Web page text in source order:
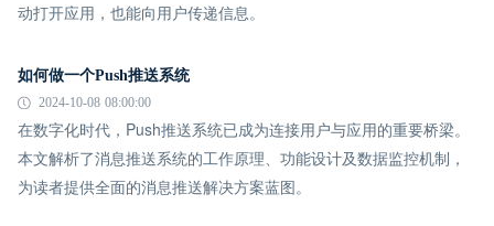
动打开应用，也能向用户传递信息。
如何做一个Push推送系统
2024-10-08 08:00:00
在数字化时代，Push推送系统已成为连接用户与应用的重要桥梁。
本文解析了消息推送系统的工作原理、功能设计及数据监控机制，
为读者提供全面的消息推送解决方案蓝图。